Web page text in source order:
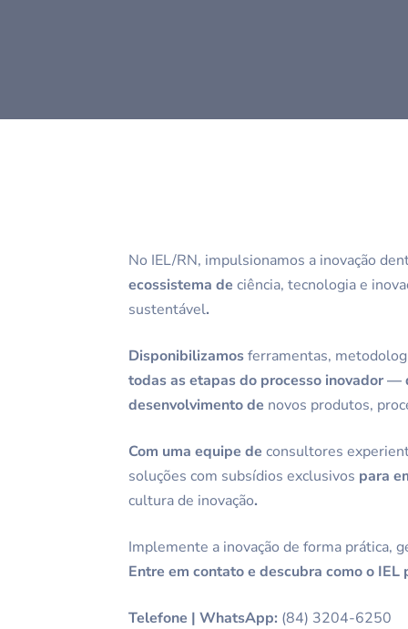
No IEL/RN, impulsionamos a inovação
ecossistema deciência, tecnologia e
sustentável.
Disponibilizamosferramentas,
todas as etapas do processo inovador
desenvolvimento de novos produtos,
Com uma equipe deconsultores
soluções com subsídios exclusivos para
cultura de inovação.
Implemente a inovação de forma prática,
Entre em contato e descubra como o
Telefone | WhatsApp: (84) 3204-6250